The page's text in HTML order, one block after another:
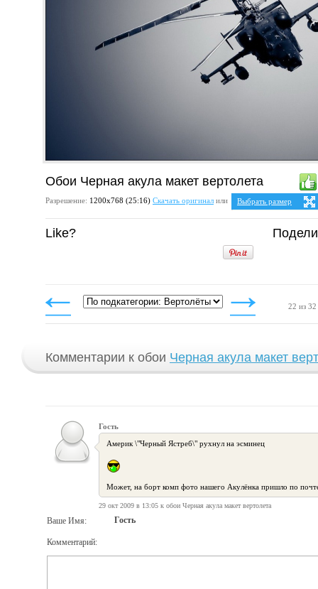
Обои Черная акула макет вертолета
Разрешение: 1200х768 (25:16) Скачать оригиналили
Выбрать размер
Ваше разрешение:Не
1200x768
Like?
22 из 32
Комментарии к обои Черная акула макет
Гость
Америк \"Черный Ястреб\" рухнул на эсминец
Может, на борт комп фото нашего Акулёнка пришло по
29 окт 2009 в 13:05 к обои Черная акула макет вертолета
Ваше Имя: Гость
Комментарий: